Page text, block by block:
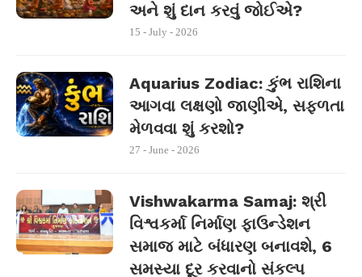
અને શું દાન કરવું જોઈએ?
15 - July - 2026
Aquarius Zodiac: કુંભ રાશિના
આગવા લક્ષણો જાણીએ, સફળતા
મેળવવા શું કરશો?
27 - June - 2026
Vishwakarma Samaj: શ્રી
વિશ્વકર્મા નિર્માણ ફાઉન્ડેશન
સમાજ માટે બંધારણ બનાવશે, 6
સમસ્યા દૂર કરવાનો સંકલ્પ